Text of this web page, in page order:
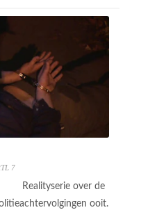
7
Realityserie over de
ooit.